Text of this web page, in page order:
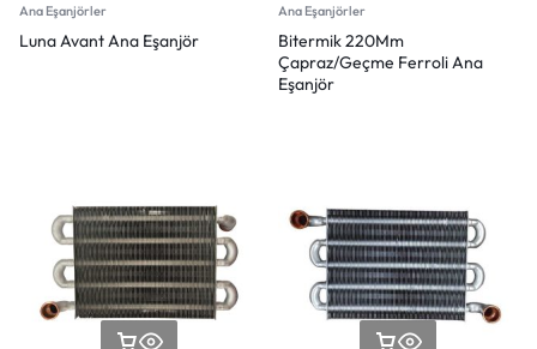
Ana Eşanjörler
Luna Avant Ana Eşanjör
Ana Eşanjörler
Bitermik 220Mm
Çapraz/Geçme Ferroli Ana
Eşanjör